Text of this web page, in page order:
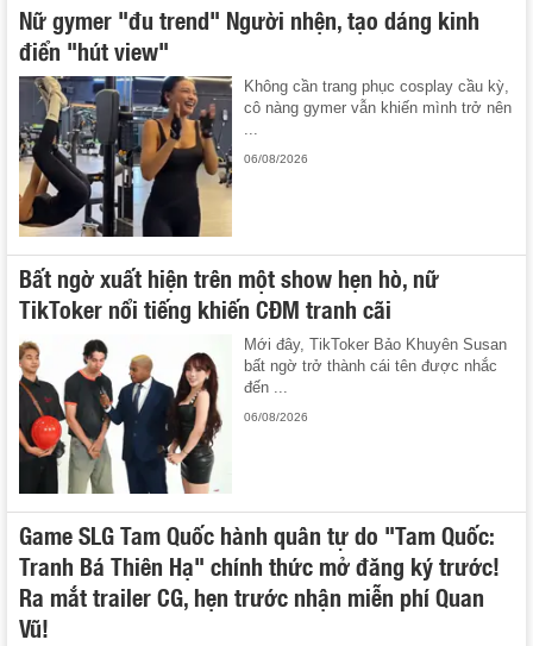
Nữ gymer "đu trend" Người nhện, tạo dáng kinh
điển "hút view"
Không cần trang phục cosplay cầu kỳ,
cô nàng gymer vẫn khiến mình trở nên
...
06/08/2026
Bất ngờ xuất hiện trên một show hẹn hò, nữ
TikToker nổi tiếng khiến CĐM tranh cãi
Mới đây, TikToker Bảo Khuyên Susan
bất ngờ trở thành cái tên được nhắc
đến ...
06/08/2026
Game SLG Tam Quốc hành quân tự do "Tam Quốc:
Tranh Bá Thiên Hạ" chính thức mở đăng ký trước!
Ra mắt trailer CG, hẹn trước nhận miễn phí Quan
Vũ!